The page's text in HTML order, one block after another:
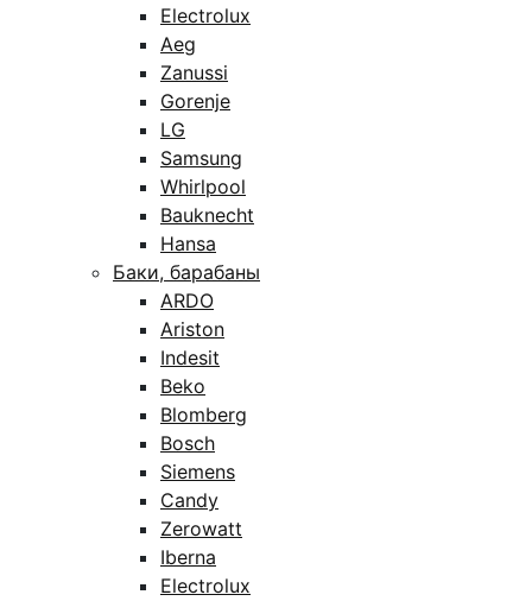
Electrolux
Aeg
Zanussi
Gorenje
LG
Samsung
Whirlpool
Bauknecht
Hansa
Баки, барабаны
ARDO
Ariston
Indesit
Beko
Blomberg
Bosch
Siemens
Candy
Zerowatt
Iberna
Electrolux